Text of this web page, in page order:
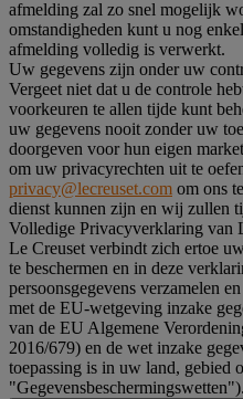
afmelding zal zo snel mogelijk
omstandigheden kunt u nog
afmelding volledig is verwerkt.
Uw gegevens zijn onder uw
Vergeet niet dat u de controle
voorkeuren te allen tijde kunt
uw gegevens nooit zonder uw
doorgeven voor hun eigen
om uw privacyrechten uit te
privacy@lecreuset.com om ons
dienst kunnen zijn en wij zullen
Volledige Privacyverklaring van
Le Creuset verbindt zich ertoe
te beschermen en in deze
persoonsgegevens verzamelen
met de EU-wetgeving inzake
van de EU Algemene
2016/679) en de wet inzake
toepassing is in uw land, gebied
"Gegevensbeschermingswetten").